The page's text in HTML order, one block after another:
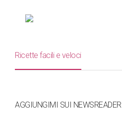
Ricette facili e veloci
AGGIUNGIMI SUI NEWSREADER